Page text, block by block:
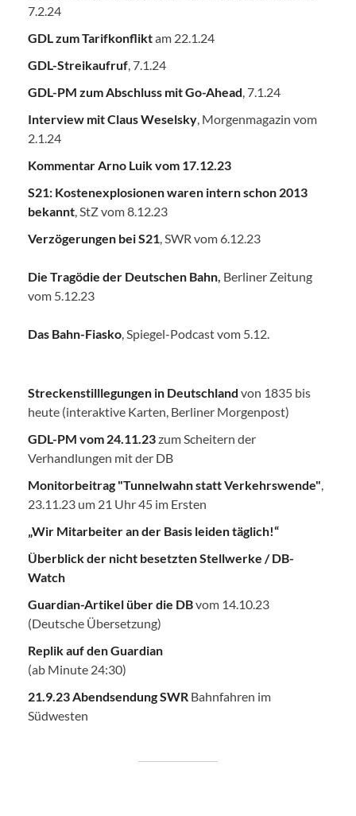
7.2.24
GDL zum Tarifkonfliktam 22.1.24
GDL-Streikaufruf , 7.1.24
GDL-PM zum Abschluss mit Go-Ahead , 7.1.24
Interview mit Claus Weselsky , Morgenmagazin vom
2.1.24
Kommentar Arno Luik vom 17.12.23
S21: Kostenexplosionen waren intern schon 2013
bekannt , StZ vom 8.12.23
Verzögerungen bei S21 , SWR vom 6.12.23
Die Tragödie der Deutschen Bahn Berliner Zeitung
vom 5.12.23
Das Bahn-Fiasko , Spiegel-Podcast vom 5.12.
Streckenstilllegungen in Deutschland von 1835 bis
heute (interaktive Karten, Berliner Morgenpost)
GDL-PM vom 24.11.23zum Scheitern der
Verhandlungen mit der DB
Monitorbeitrag "Tunnelwahn statt Verkehrswende"
23.11.23 um 21 Uhr 45 im Ersten
„Wir Mitarbeiter an der Basis leiden täglich!“
Überblick der nicht besetzten Stellwerke / DB-
Watch
Guardian-Artikel über die DBvom 14.10.23
(Deutsche Übersetzung)
Replik auf den Guardian
(ab Minute 24:30)
21.9.23 Abendsendung SWR Bahnfahren im
Südwesten